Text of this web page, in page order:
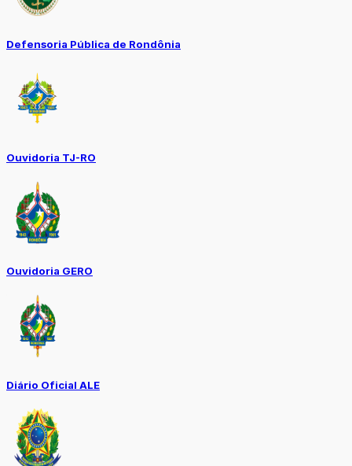
Defensoria Pública de Rondônia
Ouvidoria TJ-RO
Ouvidoria GERO
Diário Oficial ALE